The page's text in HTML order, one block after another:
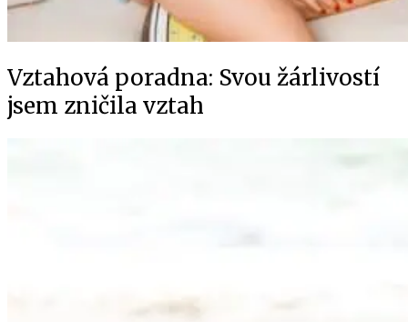
Vztahová poradna: Svou žárlivostí
jsem zničila vztah